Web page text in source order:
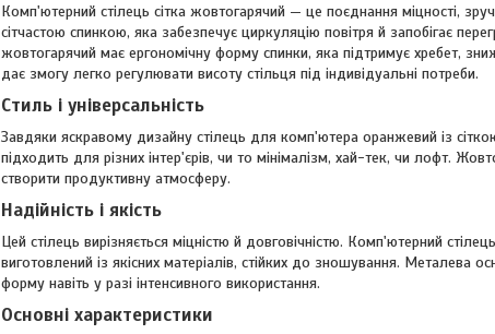
Комп'ютерний стілець сітка жовтогарячий — це поєднання міцності,
сітчастою спинкою, яка забезпечує циркуляцію повітря й запобігає
жовтогарячий має ергономічну форму спинки, яка підтримує хребет,
дає змогу легко регулювати висоту стільця під індивідуальні потреби.
Стиль і універсальність
Завдяки яскравому дизайну стілець для комп'ютера оранжевий із
підходить для різних інтер'єрів, чи то мінімалізм, хай-тек, чи лофт.
створити продуктивну атмосферу.
Надійність і якість
Цей стілець вирізняється міцністю й довговічністю. Комп'ютерний
виготовлений із якісних матеріалів, стійких до зношування. Металева
форму навіть у разі інтенсивного використання.
Основні характеристики